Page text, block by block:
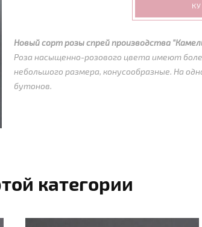
Новый сорт розы спрей производства
Роза насыщенно-розового цвета имеют
небольшого размера, конусообразные. На
бутонов.
категории